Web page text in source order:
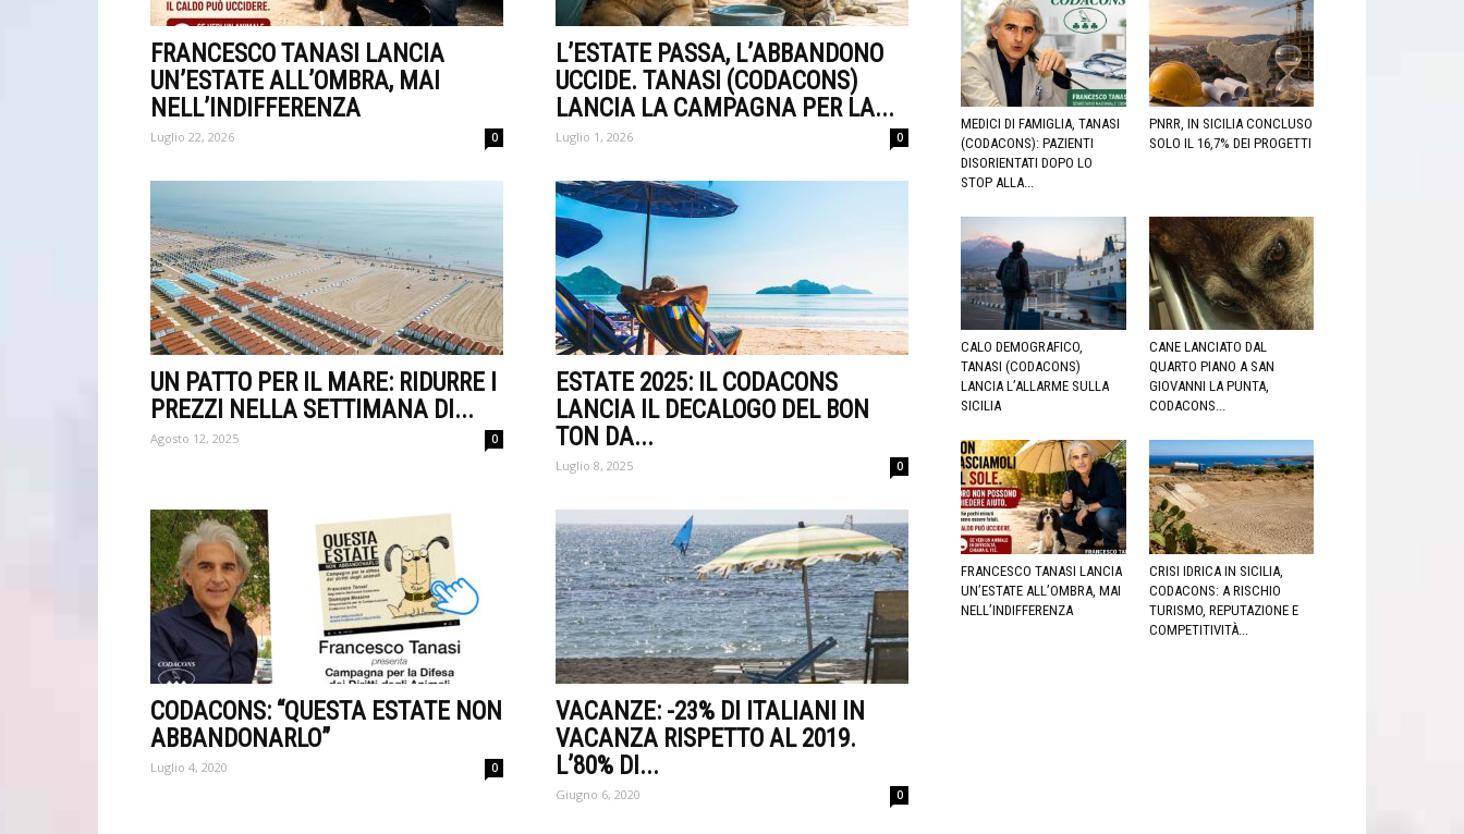
FRANCESCO TANASI LANCIA
UN’ESTATE ALL’OMBRA, MAI
NELL’INDIFFERENZA
Luglio 22, 2026 0
L’ESTATE PASSA, L’ABBANDONO
UCCIDE. TANASI (CODACONS)
LANCIA LA CAMPAGNA PER LA...
Luglio 1, 2026 0
UN PATTO PER IL MARE: RIDURRE I
PREZZI NELLA SETTIMANA DI...
Agosto 12, 2025 0
ESTATE 2025: IL CODACONS
LANCIA IL DECALOGO DEL BON
TON DA...
Luglio 8, 2025 0
CODACONS: “QUESTA ESTATE NON
ABBANDONARLO”
Luglio 4, 2020 0
VACANZE: -23% DI ITALIANI IN
VACANZA RISPETTO AL 2019.
L’80% DI...
Giugno 6, 2020 0
MEDICI DI FAMIGLIA, TANASI
(CODACONS): PAZIENTI
DISORIENTATI DOPO LO
STOP ALLA...
PNRR, IN SICILIA CONCLUSO
SOLO IL 16,7% DEI PROGETTI
CALO DEMOGRAFICO,
TANASI (CODACONS)
LANCIA L’ALLARME SULLA
SICILIA
CANE LANCIATO DAL
QUARTO PIANO A SAN
GIOVANNI LA PUNTA,
CODACONS...
FRANCESCO TANASI LANCIA
UN’ESTATE ALL’OMBRA, MAI
NELL’INDIFFERENZA
CRISI IDRICA IN SICILIA,
CODACONS: A RISCHIO
TURISMO, REPUTAZIONE E
COMPETITIVITÀ...